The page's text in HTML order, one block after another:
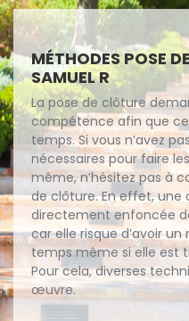
MÉTHODES POSE
SAMUEL R
La pose de clôture
compétence afin que
temps. Si vous n’avez
nécessaires pour faire
même, n’hésitez pas à
de clôture. En effet,
directement enfoncée
car elle risque d’avoir
temps même si elle est
Pour cela, diverses
œuvre.